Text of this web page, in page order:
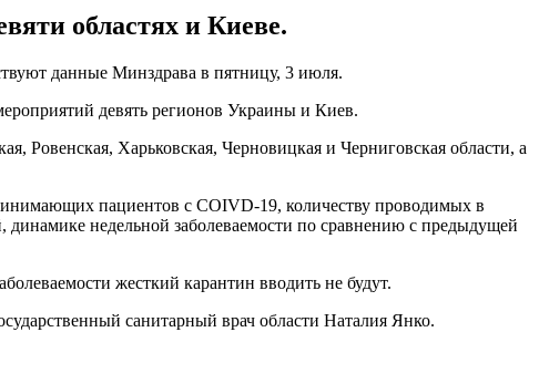
областях и Киеве.
данные Минздрава в пятницу, 3 июля.
девять регионов Украины и Киев.
Ровенская, Харьковская, Черновицкая и Черниговская области, а
пациентов с COIVD-19, количеству проводимых в
недельной заболеваемости по сравнению с предыдущей
жесткий карантин вводить не будут.
санитарный врач области Наталия Янко.